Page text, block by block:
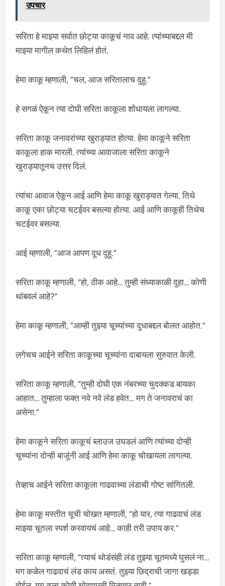
उपचार
सरिता हे माझ्या सर्वात छोट्या काकूचं नाव आहे. त्यांच्याबद्दल मी
माझ्या मागील कथेत लिहिलं होतं.
हेमा काकू म्हणाली, “चल, आज सरितालाच दुहू.”
हे सगळं ऐकून त्या दोघी सरिता काकूला शोधायला लागल्या.
सरिता काकू जनावरांच्या खुराड्यात होत्या. हेमा काकूने सरिता
काकूला हाक मारली. त्यांच्या आवाजाला सरिता काकूने
खुराड्यातूनच उत्तर दिलं.
त्यांचा आवाज ऐकून आई आणि हेमा काकू खुराड्यात गेल्या. तिथे
काकू एका छोट्या चटईवर बसल्या होत्या. आई आणि काकूही तिथेच
चटईवर बसल्या.
आई म्हणाली, “आज आपण दूध दुहू.”
सरिता काकू म्हणाली, “हो, ठीक आहे… तुम्ही संध्याकाळी दुहा… कोणी
थांबवलं आहे?”
हेमा काकू म्हणाली, “आम्ही तुझ्या चूच्यांच्या दुधाबद्दल बोलत आहोत.”
लगेचच आईने सरिता काकूच्या चूच्यांना दाबायला सुरुवात केली.
सरिता काकू म्हणाली, “तुम्ही दोघी एक नंबरच्या चुदक्कड बायका
आहात… तुम्हाला फक्त नवे नवे लंड हवेत… मग ते जनावराचं का
असेना.”
हेमा काकूने सरिता काकूचं ब्लाउज उघडलं आणि त्यांच्या दोन्ही
चूच्यांना दोन्ही बाजूंनी आई आणि हेमा काकू चोखायला लागल्या.
तेव्हाच आईने सरिता काकूला गाढवाच्या लंडाची गोष्ट सांगितली.
हेमा काकू मस्तीत चूची चोखत म्हणाली, “हो यार, त्या गाढवाचं लंड
माझ्या चूतला स्पर्श करवायचं आहे… काही तरी उपाय कर.”
सरिता काकू म्हणाली, “त्याचं थोडंसंही लंड तुझ्या चूतमध्ये घुसलं ना…
मग कळेल गाढवाचं लंड काय असतं. तुझ्या छिद्राची जागा खड्डा